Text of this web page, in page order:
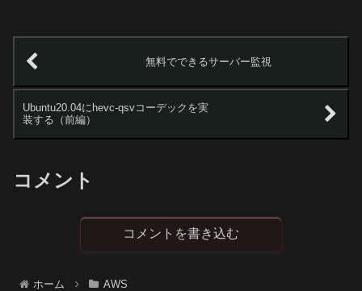
無料でできるサーバー監視
Ubuntu20.04にhevc-qsvコーデックを実
装する（前編）
コメント
コメントを書き込む
ホーム AWS